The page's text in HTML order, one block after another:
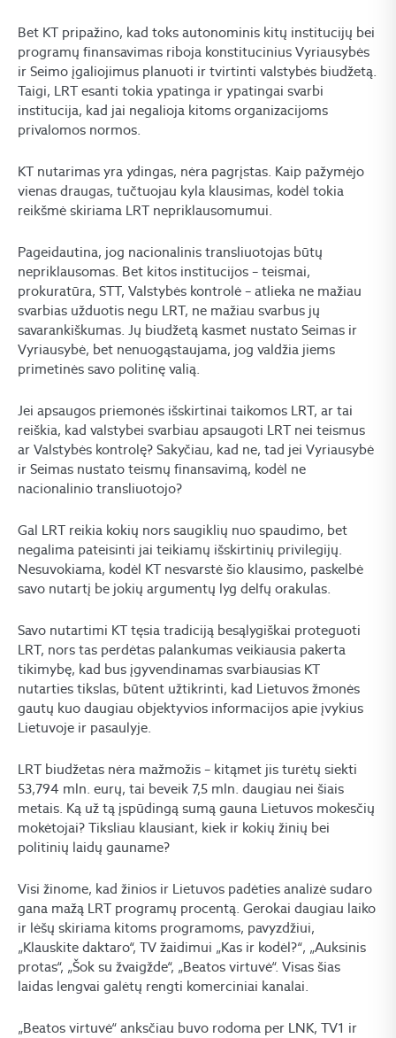
Bet KT pripažino, kad toks autonominis kitų institucijų bei
programų finansavimas riboja konstitucinius Vyriausybės
ir Seimo įgaliojimus planuoti ir tvirtinti valstybės biudžetą.
Taigi, LRT esanti tokia ypatinga ir ypatingai svarbi
institucija, kad jai negalioja kitoms organizacijoms
privalomos normos.
KT nutarimas yra ydingas, nėra pagrįstas. Kaip pažymėjo
vienas draugas, tučtuojau kyla klausimas, kodėl tokia
reikšmė skiriama LRT nepriklausomumui.
Pageidautina, jog nacionalinis transliuotojas būtų
nepriklausomas. Bet kitos institucijos – teismai,
prokuratūra, STT, Valstybės kontrolė – atlieka ne mažiau
svarbias užduotis negu LRT, ne mažiau svarbus jų
savarankiškumas. Jų biudžetą kasmet nustato Seimas ir
Vyriausybė, bet nenuogąstaujama, jog valdžia jiems
primetinės savo politinę valią.
Jei apsaugos priemonės išskirtinai taikomos LRT, ar tai
reiškia, kad valstybei svarbiau apsaugoti LRT nei teismus
ar Valstybės kontrolę? Sakyčiau, kad ne, tad jei Vyriausybė
ir Seimas nustato teismų finansavimą, kodėl ne
nacionalinio transliuotojo?
Gal LRT reikia kokių nors saugiklių nuo spaudimo, bet
negalima pateisinti jai teikiamų išskirtinių privilegijų.
Nesuvokiama, kodėl KT nesvarstė šio klausimo, paskelbė
savo nutartį be jokių argumentų lyg delfų orakulas.
Savo nutartimi KT tęsia tradiciją besąlygiškai proteguoti
LRT, nors tas perdėtas palankumas veikiausia pakerta
tikimybę, kad bus įgyvendinamas svarbiausias KT
nutarties tikslas, būtent užtikrinti, kad Lietuvos žmonės
gautų kuo daugiau objektyvios informacijos apie įvykius
Lietuvoje ir pasaulyje.
LRT biudžetas nėra mažmožis – kitąmet jis turėtų siekti
53,794 mln. eurų, tai beveik 7,5 mln. daugiau nei šiais
metais. Ką už tą įspūdingą sumą gauna Lietuvos mokesčių
mokėtojai? Tiksliau klausiant, kiek ir kokių žinių bei
politinių laidų gauname?
Visi žinome, kad žinios ir Lietuvos padėties analizė sudaro
gana mažą LRT programų procentą. Gerokai daugiau laiko
ir lėšų skiriama kitoms programoms, pavyzdžiui,
„Klauskite daktaro“, TV žaidimui „Kas ir kodėl?“‚ „Auksinis
protas“, „Šok su žvaigžde“, „Beatos virtuvė“. Visas šias
laidas lengvai galėtų rengti komerciniai kanalai.
„Beatos virtuvė“ anksčiau buvo rodoma per LNK, TV1 ir